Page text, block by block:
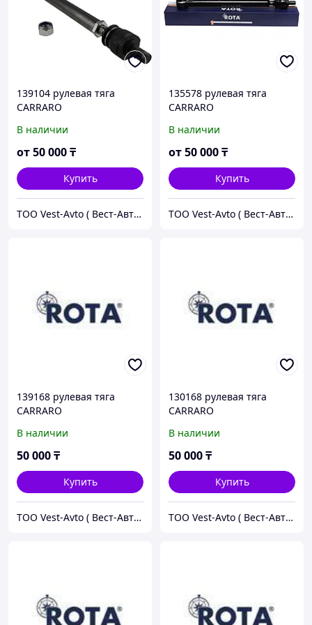
139104 рулевая тяга
CARRARO
В наличии
от50 000₸
Купить
ТОО Vest-Avto ( Вест-Авто )
135578 рулевая тяга
CARRARO
В наличии
от50 000₸
Купить
ТОО Vest-Avto ( Вест-Авто )
139168 рулевая тяга
CARRARO
В наличии
50 000₸
Купить
ТОО Vest-Avto ( Вест-Авто )
130168 рулевая тяга
CARRARO
В наличии
50 000₸
Купить
ТОО Vest-Avto ( Вест-Авто )